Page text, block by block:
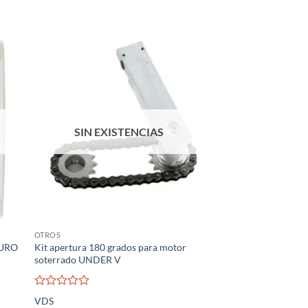
SIN EXISTENCIAS
OTROS
Kit apertura 180 grados para motor
soterrado UNDER V
Valorado
VDS